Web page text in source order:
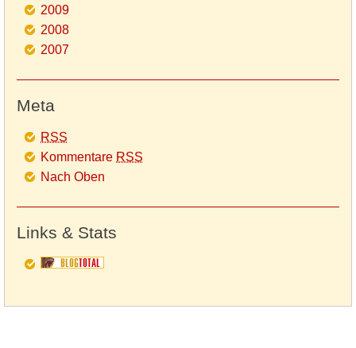
2009
2008
2007
Meta
RSS
Kommentare RSS
Nach Oben
Links & Stats